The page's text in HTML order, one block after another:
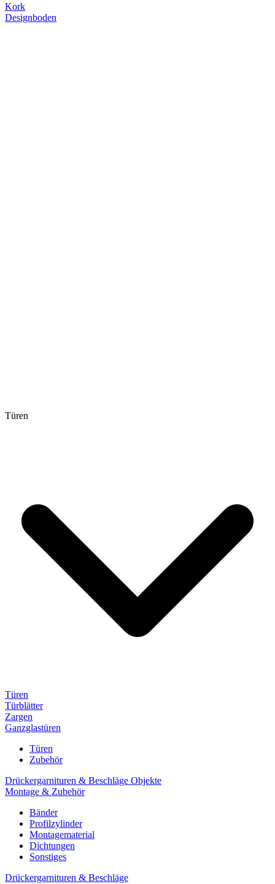
Kork
Designboden
Türen
Türen
Türblätter
Zargen
Ganzglastüren
Türen
Zubehör
Drückergarnituren & Beschläge Objekte
Montage & Zubehör
Bänder
Profilzylinder
Montagematerial
Dichtungen
Sonstiges
Drückergarnituren & Beschläge